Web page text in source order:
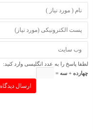
لطفا پاسخ را به عدد انگلیسی وارد کنید:
چهارده + سه =